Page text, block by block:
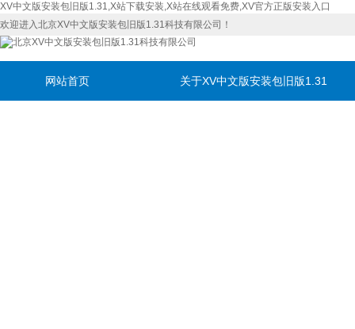
XV中文版安装包旧版1.31,X站下载安装,X站在线观看免费,XV官方正版安装入口
欢迎进入北京XV中文版安装包旧版1.31科技有限公司！
网站首页 关于XV中文版安装包旧版1.31